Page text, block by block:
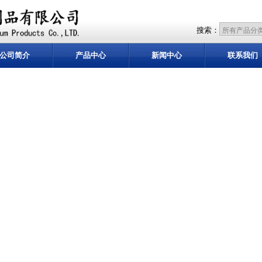
搜索：
公司简介 产品中心 新闻中心 联系我们